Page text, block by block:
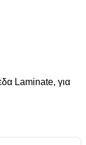
Laminate, για